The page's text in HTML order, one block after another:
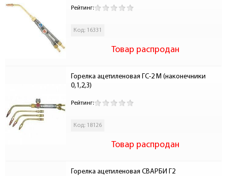
Рейтинг:
Код: 16331
Товар распродан
Горелка ацетиленовая ГС-2 М (наконечники
0,1,2,3)
Рейтинг:
Код: 18126
Товар распродан
Горелка ацетиленовая СВАРБИ Г2